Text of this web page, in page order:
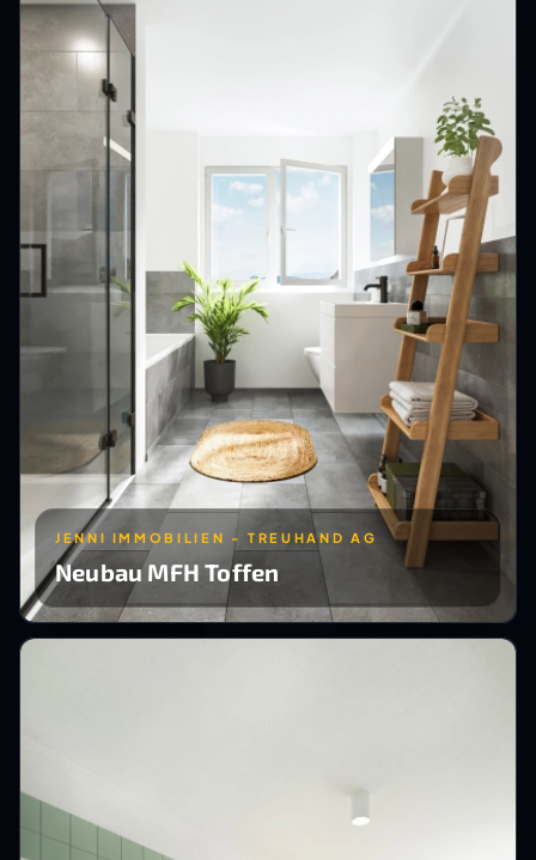
JENNI IMMOBILIEN - TREUHAND AG
Neubau MFH Toffen